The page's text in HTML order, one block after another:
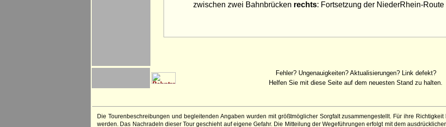
zwischen zwei Bahnbrücken rechts: Fortsetzung der NiederRhein-Route
Fehler? Ungenauigkeiten? Aktualisierungen? Link defekt?
Helfen Sie mit diese Seite auf dem neuesten Stand zu halten.
Die Tourenbeschreibungen und begleitenden Angaben wurden mit größtmöglicher Sorgfalt zusammengestellt. Für ihre
werden. Das Nachradeln dieser Tour geschieht auf eigene Gefahr. Die Mitteilung der Wegeführungen erfolgt mit dem